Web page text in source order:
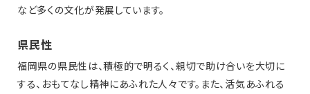
など多くの文化が発展しています。
県民性
福岡県の県民性は、積極的で明るく、親切で助け合いを大切に
する、おもてなし精神にあふれた人々です。また、活気あふれる